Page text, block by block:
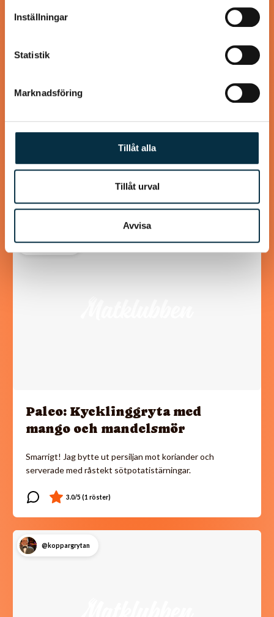
information som du har tillhandahållit eller som de har
samlat in när du har använt deras tjänster.
Inställningar
Statistik
Marknadsföring
Tillåt alla
Tillåt urval
Avvisa
Räksoppa med räkspett
En lyxig god räksoppa, lagad från grunden
@mumsan
Paleo: Kycklinggryta med
mango och mandelsmör
Smarrigt! Jag bytte ut persiljan mot koriander och
serverade med råstekt sötpotatistärningar.
@koppargrytan